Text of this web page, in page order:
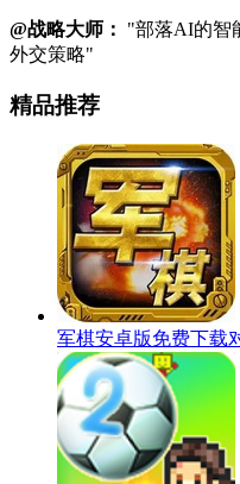
@战略大师：
"部落AI的智
外交策略"
精品推荐
军棋安卓版免费下载